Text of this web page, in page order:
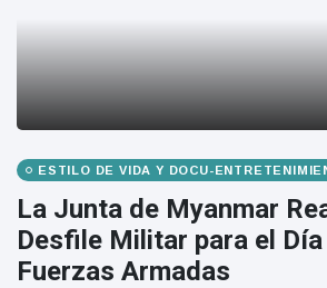
ESTILO DE VIDA Y DOCU-
La Junta de Myanmar
Desfile Militar para el
Fuerzas Armadas